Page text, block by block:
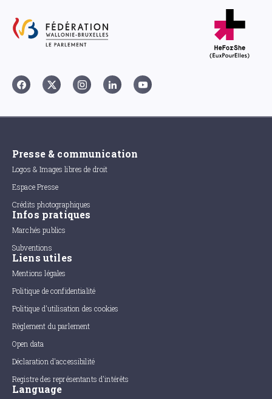
Presse & communication
Logos & Images libres de droit
Espace Presse
Crédits photographiques
Infos pratiques
Marchés publics
Subventions
Liens utiles
Mentions légales
Politique de confidentialité
Politique d'utilisation des cookies
Règlement du parlement
Open data
Déclaration d'accessibilité
Registre des représentants d'intérêts
Language